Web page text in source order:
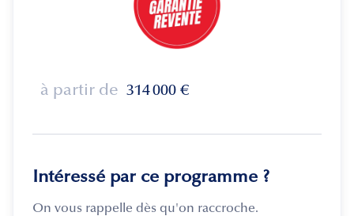
à partir de 314 000 €
Intéressé par ce programme ?
On vous rappelle dès qu'on raccroche.